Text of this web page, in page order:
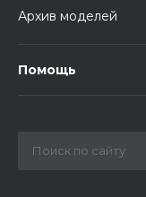
Архив моделей
Помощь